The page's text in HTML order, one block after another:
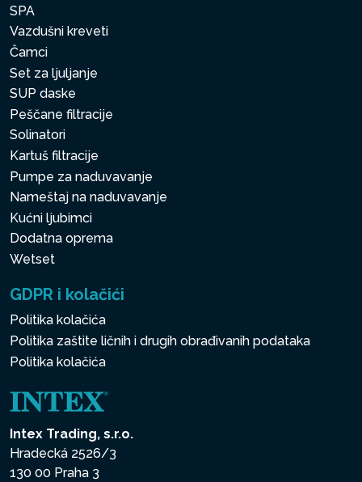
SPA
Vazdušni kreveti
Čamci
Set za ljuljanje
SUP daske
Peščane filtracije
Solinatori
Kartuš filtracije
Pumpe za naduvavanje
Nameštaj na naduvavanje
Kućni ljubimci
Dodatna oprema
Wetset
GDPR i kolačići
Politika kolačića
Politika zaštite ličnih i drugih obrađivanih podataka
Politika kolačića
Intex Trading, s.r.o.
Hradecká 2526/3
130 00 Praha 3